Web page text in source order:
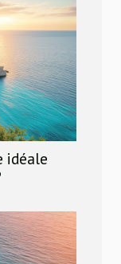
idéale